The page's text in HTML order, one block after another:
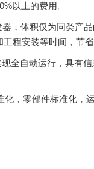
以上的费用。
，体积仅为同类产
程安装等时间，节省
全自动运行，具有
，零部件标准化，